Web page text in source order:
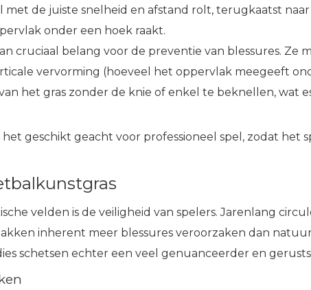
met de juiste snelheid en afstand rolt, terugkaatst
onder een hoek raakt.
cruciaal belang voor de preventie van blessures. Ze
vervorming (hoeveel het oppervlak meegeeft
het gras zonder de knie of enkel te beknellen, wat
geschikt geacht voor professioneel spel, zodat het
velden is de veiligheid van spelers. Jarenlang
inherent meer blessures veroorzaken dan
schetsen echter een veel genuanceerder en